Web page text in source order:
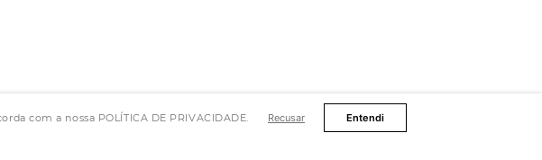
com a nossa POLÍTICA DE PRIVACIDADE. Recusar Entendi